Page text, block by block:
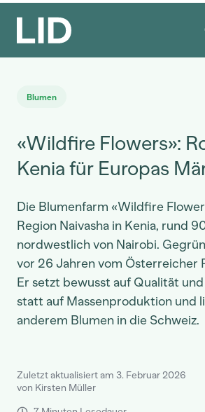
Blumen
«Wildfire Flowers»:
Kenia für Europas
Die Blumenfarm «Wildfire
Region Naivasha in Kenia, rund
nordwestlich von Nairobi.
vor 26 Jahren vom Österreicher
Er setzt bewusst auf Qualität
statt auf Massenproduktion und
anderem Blumen in die Schweiz.
Zuletzt aktualisiert am 3. Februar 2026
von Kirsten Müller